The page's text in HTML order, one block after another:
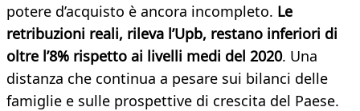
potere d’acquisto è ancora incompleto. Le
retribuzioni reali, rileva l’Upb, restano inferiori di
oltre l’8% rispetto ai livelli medi del 2020. Una
distanza che continua a pesare sui bilanci delle
famiglie e sulle prospettive di crescita del Paese.